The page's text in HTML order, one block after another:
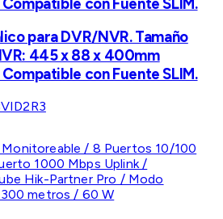
para DVR/NVR. Tamaño
445 x 88 x 400mm
con Fuente SLIM.